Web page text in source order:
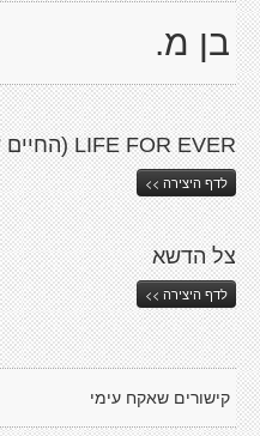
בן מ.
LIFE FOR EVER (החיים שמעבר)
לדף היצירה >>
צל הדשא
לדף היצירה >>
קישורים שאקח עימי